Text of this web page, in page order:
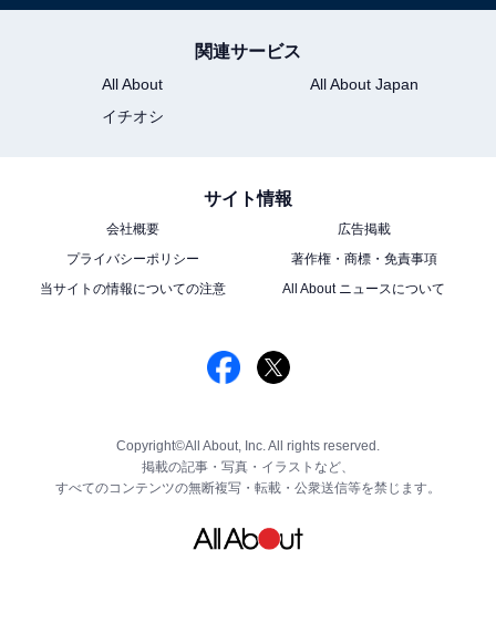
関連サービス
All About
All About Japan
イチオシ
サイト情報
会社概要
広告掲載
プライバシーポリシー
著作権・商標・免責事項
当サイトの情報についての注意
All About ニュースについて
Copyright©All About, Inc. All rights reserved.
掲載の記事・写真・イラストなど、
すべてのコンテンツの無断複写・転載・公衆送信等を禁じます。